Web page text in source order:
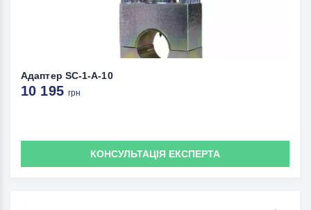
Адаптер SC-1-A-10
10 195грн
КОНСУЛЬТАЦІЯ ЕКСПЕРТА